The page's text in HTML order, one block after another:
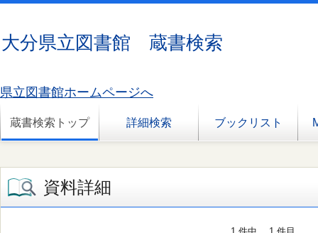
大分県立図書館 蔵書検索
県立図書館ホームページへ
蔵書検索トップ 詳細検索 ブックリスト
資料詳細